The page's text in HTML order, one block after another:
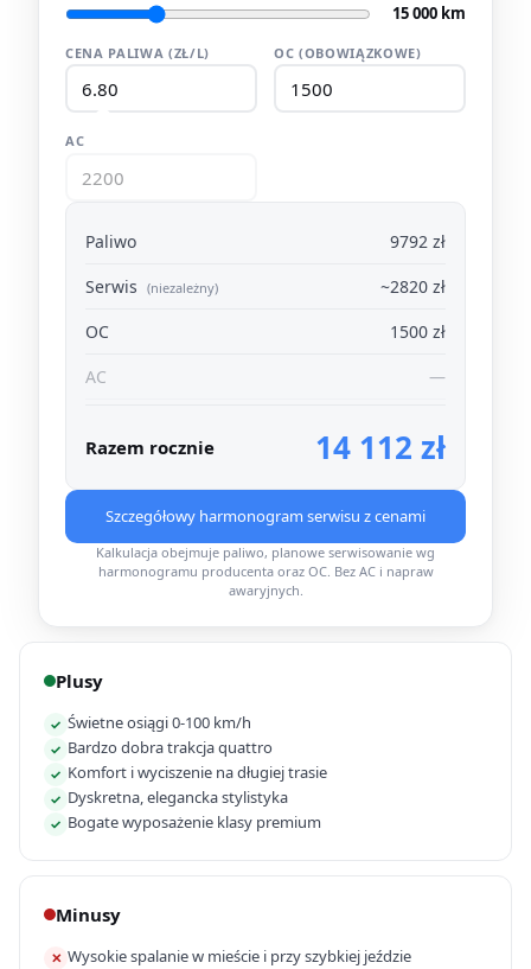
15 000 km
CENA PALIWA (ZŁ/L) OC (OBOWIĄZKOWE)
AC
Paliwo
9792 zł
Serwis (niezależny)
~2820 zł
OC
1500 zł
AC
—
Razem rocznie 14 112 zł
Szczegółowy harmonogram serwisu z cenami
Kalkulacja obejmuje paliwo, planowe serwisowanie wg
harmonogramu producenta oraz OC. Bez AC i napraw
awaryjnych.
Plusy
✓ Świetne osiągi 0-100 km/h
✓ Bardzo dobra trakcja quattro
✓ Komfort i wyciszenie na długiej trasie
✓ Dyskretna, elegancka stylistyka
✓ Bogate wyposażenie klasy premium
Minusy
✕ Wysokie spalanie w mieście i przy szybkiej jeździe